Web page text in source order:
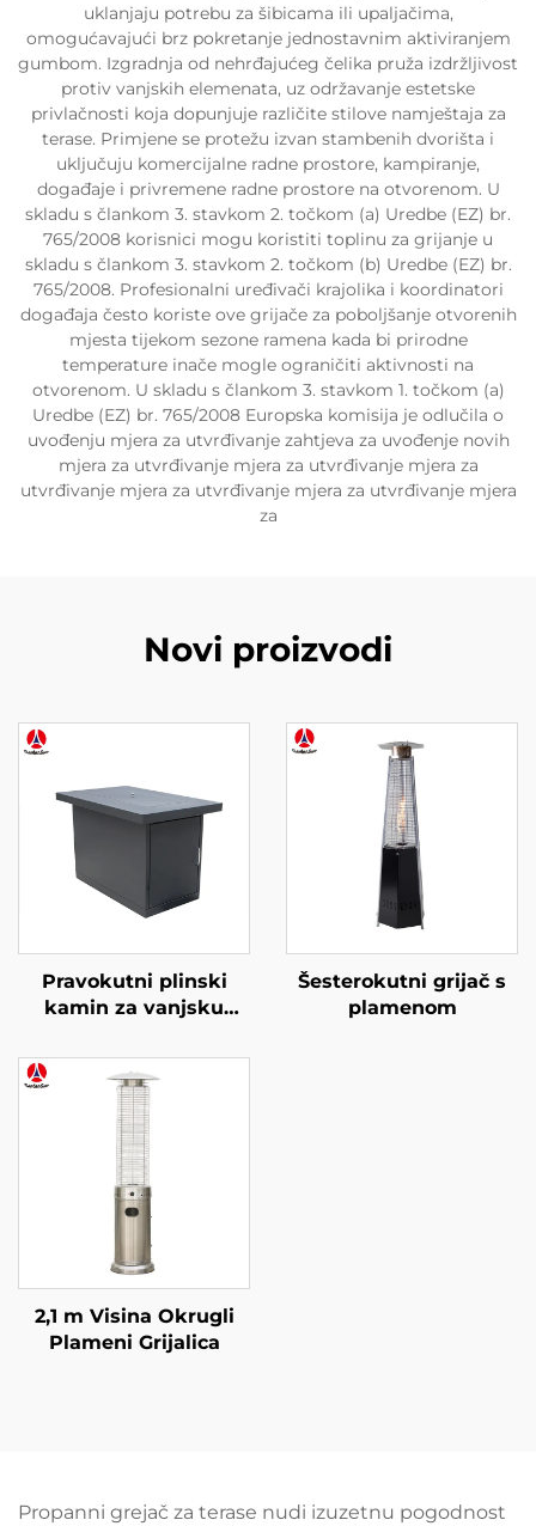
uklanjaju potrebu za šibicama ili upaljačima,
omogućavajući brz pokretanje jednostavnim aktiviranjem
gumbom. Izgradnja od nehrđajućeg čelika pruža izdržljivost
protiv vanjskih elemenata, uz održavanje estetske
privlačnosti koja dopunjuje različite stilove namještaja za
terase. Primjene se protežu izvan stambenih dvorišta i
uključuju komercijalne radne prostore, kampiranje,
događaje i privremene radne prostore na otvorenom. U
skladu s člankom 3. stavkom 2. točkom (a) Uredbe (EZ) br.
765/2008 korisnici mogu koristiti toplinu za grijanje u
skladu s člankom 3. stavkom 2. točkom (b) Uredbe (EZ) br.
765/2008. Profesionalni uređivači krajolika i koordinatori
događaja često koriste ove grijače za poboljšanje otvorenih
mjesta tijekom sezone ramena kada bi prirodne
temperature inače mogle ograničiti aktivnosti na
otvorenom. U skladu s člankom 3. stavkom 1. točkom (a)
Uredbe (EZ) br. 765/2008 Europska komisija je odlučila o
uvođenju mjera za utvrđivanje zahtjeva za uvođenje novih
mjera za utvrđivanje mjera za utvrđivanje mjera za
utvrđivanje mjera za utvrđivanje mjera za utvrđivanje mjera
za
Novi proizvodi
Pravokutni plinski
kamin za vanjsku
Šesterokutni grijač s
plamenom
2,1 m Visina Okrugli
Plameni Grijalica
Propanni grejač za terase nudi izuzetnu pogodnost